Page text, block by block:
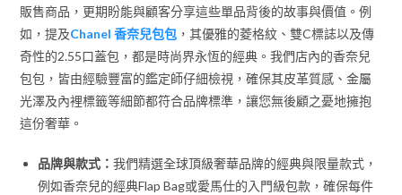
販售商品，更期盼能與顧客分享這些單品背後的故事與價值。例
如，提及Chanel 香奈兒包包 ，其優雅的菱格紋、雙C標誌以及傳
奇性的2.55口蓋包，都是時尚界永恆的經典。我們店內的香奈兒
包包，皆由經驗豐富的鑑定師仔細檢視，確保其皮革質感、金屬
光澤及內裡標籤等細節都符合品牌標準，讓您無後顧之憂地擁抱
這份奢華。
品牌與款式：我們精選全球頂級奢華品牌的經典與限量款式，
例如香奈兒的經典Flap Bag或愛馬仕的入門級包款，確保每件